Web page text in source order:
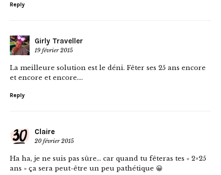
Reply
Girly Traveller
19 février 2015
La meilleure solution est le déni. Fêter ses 25 ans encore
et encore et encore….
Reply
Claire
20 février 2015
Ha ha, je ne suis pas sûre… car quand tu fêteras tes « 2×25
ans » ça sera peut-être un peu pathétique 😀